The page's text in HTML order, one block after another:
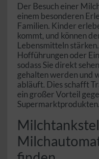
Der Besuch einer
einem besonderen
Familien. Kinder
kommt, und können
Lebensmitteln
Hofführungen oder
sodass Sie direkt
gehalten werden und
abläuft. Dies schafft
ein großer Vorteil
Supermarktprodukten.